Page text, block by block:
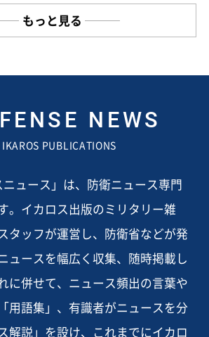
もっと見る
NEWS
IKAROS PUBLICATIONS
ニュース」は、防衛ニュース専門
。イカロス出版のミリタリー雑
タッフが運営し、防衛省などが発
ュースを幅広く収集、随時掲載し
に併せて、ニュース頻出の言葉や
用語集」、有識者がニュースを分
解説」を設け、これまでにイカロ